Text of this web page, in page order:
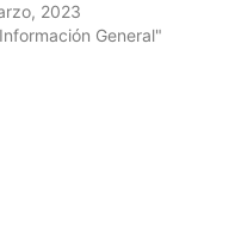
2023
General"